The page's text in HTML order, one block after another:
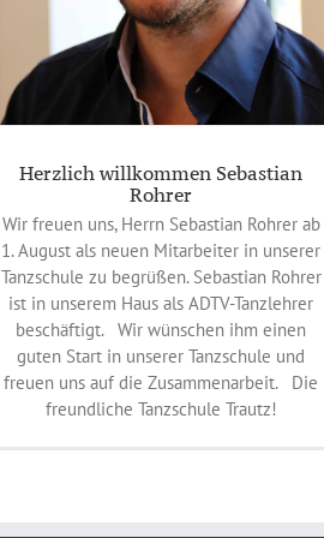
Herzlich willkommen Sebastian
Rohrer
Wir freuen uns, Herrn Sebastian Rohrer ab
1. August als neuen Mitarbeiter in unserer
Tanzschule zu begrüßen. Sebastian Rohrer
ist in unserem Haus als ADTV-Tanzlehrer
beschäftigt. Wir wünschen ihm einen
guten Start in unserer Tanzschule und
freuen uns auf die Zusammenarbeit. Die
freundliche Tanzschule Trautz!